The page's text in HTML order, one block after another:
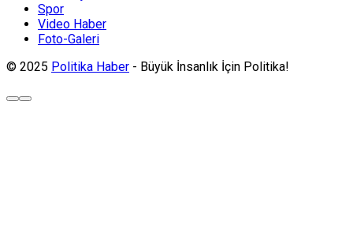
Spor
Video Haber
Foto-Galeri
© 2025 Politika Haber - Büyük İnsanlık İçin Politika!